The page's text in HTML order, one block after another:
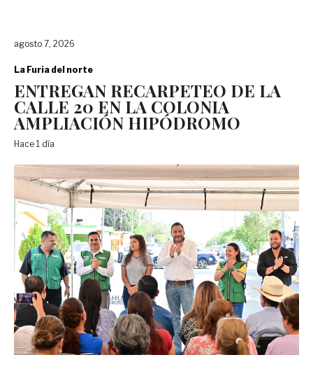
agosto 7, 2026
La Furia del norte
ENTREGAN RECARPETEO DE LA
CALLE 20 EN LA COLONIA
AMPLIACIÓN HIPÓDROMO
Hace 1 día